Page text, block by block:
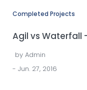
Completed Projects
Agil vs Waterfall
by Admin
- Jun. 27, 2016